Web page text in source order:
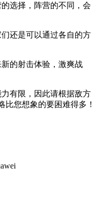
选择，阵营的不同，会
还是可以通过各自的方
的射击体验，激爽战
有限，因此请根据敌方
比您想象的要困难得多！